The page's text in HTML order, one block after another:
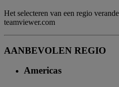
Het selecteren van een regio
teamviewer.com
AANBEVOLEN REGIO
Americas